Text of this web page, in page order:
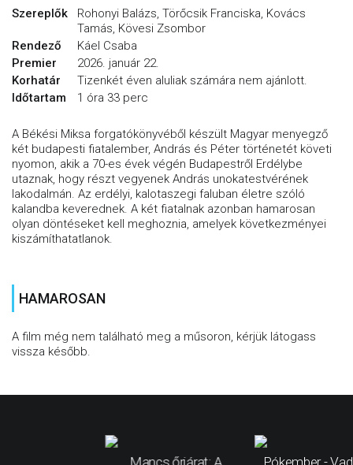
Szereplők
Rohonyi Balázs, Törőcsik Franciska, Kovács
Tamás, Kövesi Zsombor
Rendező
Káel Csaba
Premier
2026. január 22.
Korhatár
Tizenkét éven aluliak számára nem ajánlott.
Időtartam
1 óra 33 perc
A Békési Miksa forgatókönyvéből készült Magyar menyegző
két budapesti fiatalember, András és Péter történetét követi
nyomon, akik a 70-es évek végén Budapestről Erdélybe
utaznak, hogy részt vegyenek András unokatestvérének
lakodalmán. Az erdélyi, kalotaszegi faluban életre szóló
kalandba keverednek. A két fiatalnak azonban hamarosan
olyan döntéseket kell meghoznia, amelyek következményei
kiszámíthatatlanok.
HAMAROSAN
A film még nem található meg a műsoron, kérjük látogass
vissza később.
Mancs őrjárat: A
Pókember -